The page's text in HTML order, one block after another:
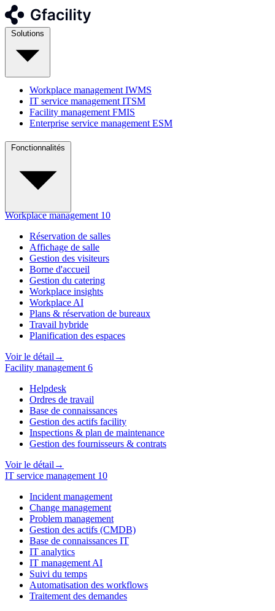
Workplace management IWMS
IT service management ITSM
Facility management FMIS
Enterprise service management ESM
Workplace management 10
Réservation de salles
Affichage de salle
Gestion des visiteurs
Borne d'accueil
Gestion du catering
Workplace insights
Workplace AI
Plans & réservation de bureaux
Travail hybride
Planification des espaces
Voir le détail →
Facility management 6
Helpdesk
Ordres de travail
Base de connaissances
Gestion des actifs facility
Inspections & plan de maintenance
Gestion des fournisseurs & contrats
Voir le détail →
IT service management 10
Incident management
Change management
Problem management
Gestion des actifs (CMDB)
Base de connaissances IT
IT analytics
IT management AI
Suivi du temps
Automatisation des workflows
Traitement des demandes